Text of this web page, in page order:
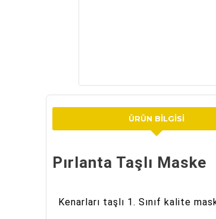
ÜRÜN BILGISI
Pırlanta Taşlı Maske
Kenarları taşlı 1. Sınıf kalite